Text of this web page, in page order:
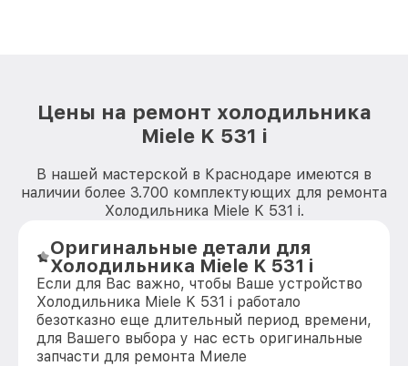
Цены на ремонт холодильника
Miele K 531 i
В нашей мастерской в Краснодаре имеются в
наличии более 3.700 комплектующих для ремонта
Холодильника Miele K 531 i.
Оригинальные детали для
Холодильника Miele K 531 i
Если для Вас важно, чтобы Ваше устройство
Холодильника Miele K 531 i работало
безотказно еще длительный период времени,
для Вашего выбора у нас есть оригинальные
запчасти для ремонта Миеле